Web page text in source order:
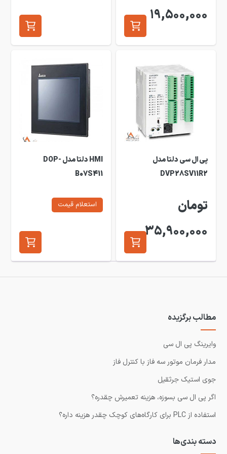
19,500,000
پی ال سی دلتا مدل
DVP28SV11R2
تومان
35,900,000
HMI دلتا مدل DOP-
B07S411
استعلام قیمت
مطالب برگزیده
وایرینگ پی ال سی
مدار فرمان موتور سه فاز با کنترل فاز
جوی استیک جرثقیل
اگر پی ال سی بسوزه، هزینه تعمیرش چقدره؟
استفاده از PLC برای کارگاه‌های کوچک چقدر هزینه داره؟
دسته بندی‌ها